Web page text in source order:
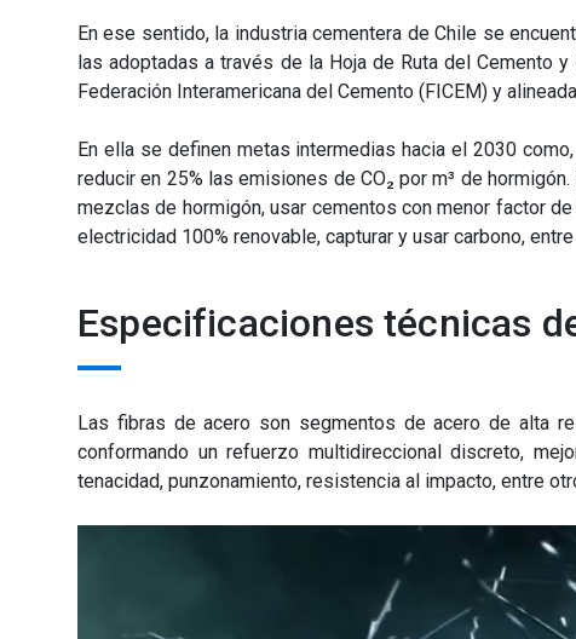
En ese sentido, la industria cementera de Chile se
las adoptadas a través de la Hoja de Ruta del Cemento y
Federación Interamericana del Cemento (FICEM) y
En ella se definen metas intermedias hacia el 2030
reducir en 25% las emisiones de CO₂ por m³ de
mezclas de hormigón, usar cementos con menor factor
electricidad 100% renovable, capturar y usar carbono,
Especificaciones técnicas
Las fibras de acero son segmentos de acero de alta
conformando un refuerzo multidireccional discreto,
tenacidad, punzonamiento, resistencia al impacto, entre